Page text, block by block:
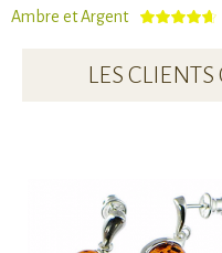
Ambre et Argent
LES